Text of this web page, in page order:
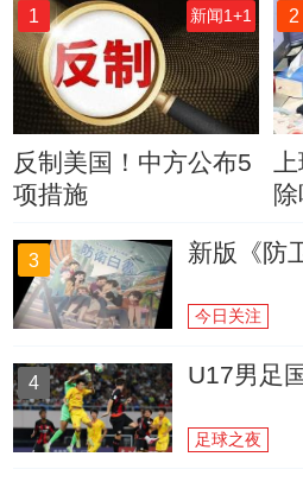
1 新闻1+1
反制美国！中方公布5
项措施
2
除
3 新版《防
今日关注
4 U17男足
足球之夜